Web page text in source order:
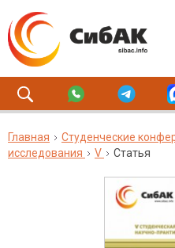
Главная Студенческие
исследования
V Статья